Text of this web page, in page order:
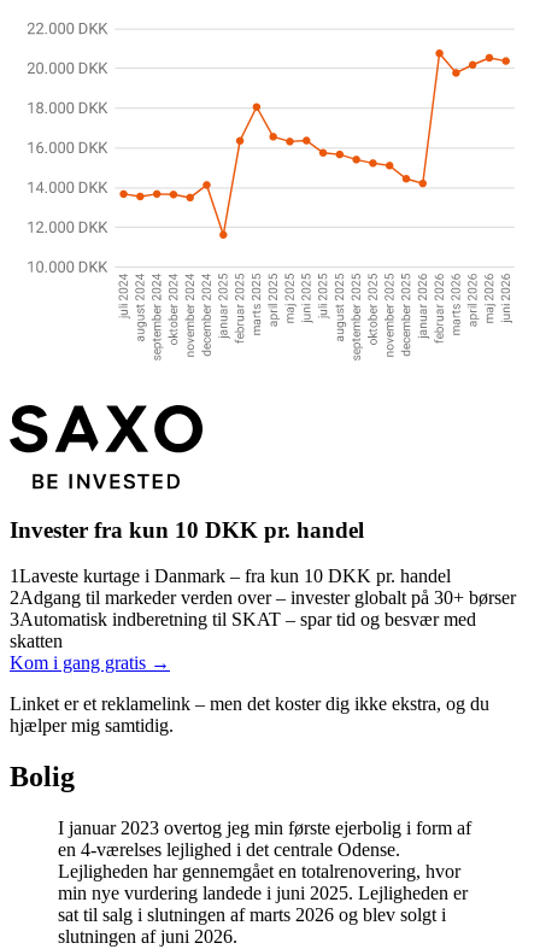
Invester fra kun 10 DKK pr. handel
1Laveste kurtage i Danmark – fra kun 10 DKK pr. handel
2Adgang til markeder verden over – invester globalt på 30+ børser
3Automatisk indberetning til SKAT – spar tid og besvær med
skatten
Kom i gang gratis →
Linket er et reklamelink – men det koster dig ikke ekstra, og du
hjælper mig samtidig.
Bolig
I januar 2023 overtog jeg min første ejerbolig i form af
en 4-værelses lejlighed i det centrale Odense.
Lejligheden har gennemgået en totalrenovering, hvor
min nye vurdering landede i juni 2025. Lejligheden er
sat til salg i slutningen af marts 2026 og blev solgt i
slutningen af juni 2026.